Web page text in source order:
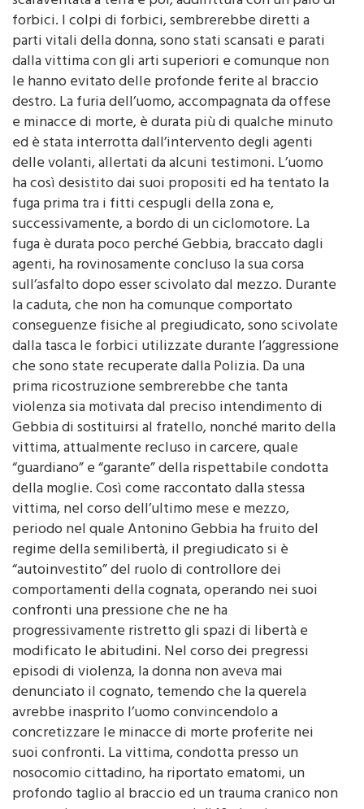
parti vitali della donna, sono stati scansati e parati
dalla vittima con gli arti superiori e comunque non
le hanno evitato delle profonde ferite al braccio
destro. La furia dell’uomo, accompagnata da offese
e minacce di morte, è durata più di qualche minuto
ed è stata interrotta dall’intervento degli agenti
delle volanti, allertati da alcuni testimoni. L’uomo
ha così desistito dai suoi propositi ed ha tentato la
fuga prima tra i fitti cespugli della zona e,
successivamente, a bordo di un ciclomotore. La
fuga è durata poco perché Gebbia, braccato dagli
agenti, ha rovinosamente concluso la sua corsa
sull’asfalto dopo esser scivolato dal mezzo. Durante
la caduta, che non ha comunque comportato
conseguenze fisiche al pregiudicato, sono scivolate
dalla tasca le forbici utilizzate durante l’aggressione
che sono state recuperate dalla Polizia. Da una
prima ricostruzione sembrerebbe che tanta
violenza sia motivata dal preciso intendimento di
Gebbia di sostituirsi al fratello, nonché marito della
vittima, attualmente recluso in carcere, quale
“guardiano” e “garante” della rispettabile condotta
della moglie. Così come raccontato dalla stessa
vittima, nel corso dell’ultimo mese e mezzo,
periodo nel quale Antonino Gebbia ha fruito del
regime della semilibertà, il pregiudicato si è
“autoinvestito” del ruolo di controllore dei
comportamenti della cognata, operando nei suoi
confronti una pressione che ne ha
progressivamente ristretto gli spazi di libertà e
modificato le abitudini. Nel corso dei pregressi
episodi di violenza, la donna non aveva mai
denunciato il cognato, temendo che la querela
avrebbe inasprito l’uomo convincendolo a
concretizzare le minacce di morte proferite nei
suoi confronti. La vittima, condotta presso un
nosocomio cittadino, ha riportato ematomi, un
profondo taglio al braccio ed un trauma cranico non
commotivo, per una prognosi di 10 giorni.